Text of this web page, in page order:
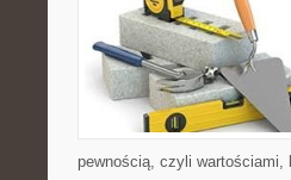
pewnością, czyli wartościami,